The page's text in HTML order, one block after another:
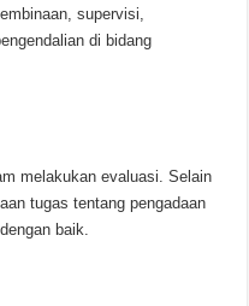
supervisi,
di bidang
melakukan evaluasi. Selain
tugas tentang pengadaan
baik.